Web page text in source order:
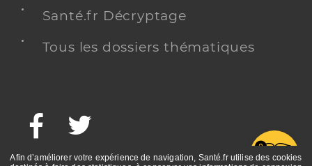
Santé.fr Décryptage
Tous les dossiers thématiques
Facebook
Afin d’améliorer votre expérience de navigation, Santé.fr utilise des cookies